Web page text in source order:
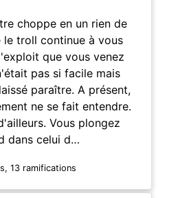
choppe en un rien de
le troll continue à vous
que vous venez
pas si facile mais
paraître. A présent,
ne se fait entendre.
Vous plongez
dans celui d…
13 ramifications